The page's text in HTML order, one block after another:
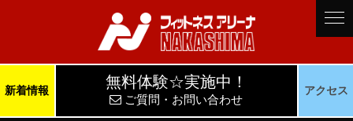
新着情報
無料体験☆実施中！
ご質問・お問い合わせ
アクセス